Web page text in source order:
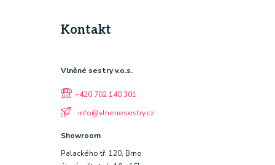
Kontakt
Vlněné sestry v.o.s.
+420 702 140 301
info@vlnenesestry.cz
Showroom
Palackého tř. 120, Brno